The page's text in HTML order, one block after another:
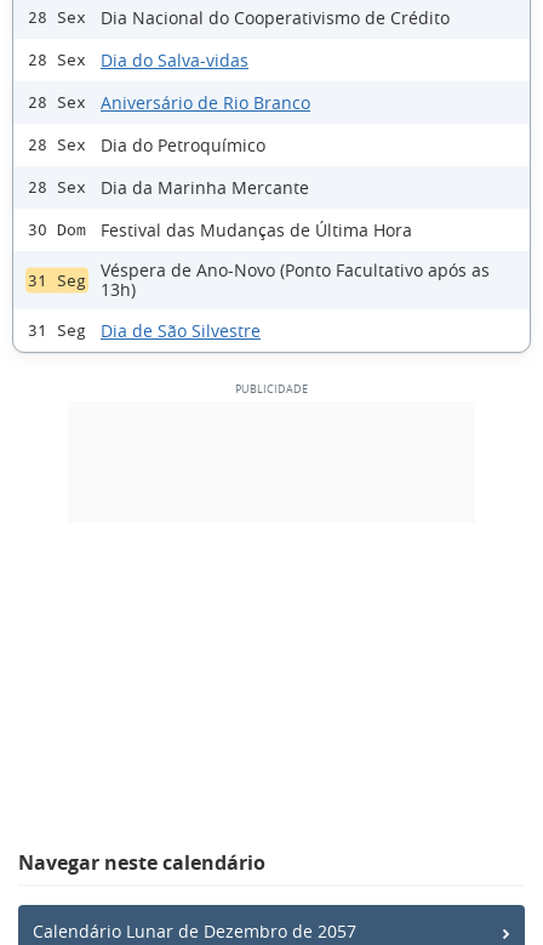
28 Sex Dia Nacional do Cooperativismo de Crédito
28 Sex Dia do Salva-vidas
28 Sex Aniversário de Rio Branco
28 Sex Dia do Petroquímico
28 Sex Dia da Marinha Mercante
30 Dom Festival das Mudanças de Última Hora
31 Seg
Véspera de Ano-Novo (Ponto Facultativo após as
13h)
31 Seg Dia de São Silvestre
Navegar neste calendário
Calendário Lunar de Dezembro de 2057